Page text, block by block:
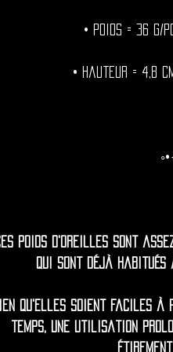
• Poids = 36 g/
• Hauteur = 4,8
poids d'oreilles sont
qui sont déjà habitués
qu'elles soient faciles à
temps, une utilisation